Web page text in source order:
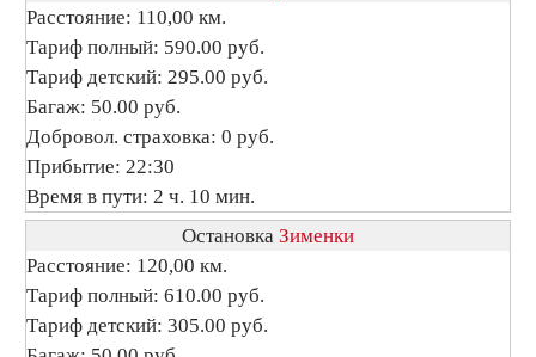
Расстояние: 110,00 км.
Тариф полный: 590.00 руб.
Тариф детский: 295.00 руб.
Багаж: 50.00 руб.
Добровол. страховка: 0 руб.
Прибытие: 22:30
Время в пути: 2 ч. 10 мин.
Остановка Зименки
Расстояние: 120,00 км.
Тариф полный: 610.00 руб.
Тариф детский: 305.00 руб.